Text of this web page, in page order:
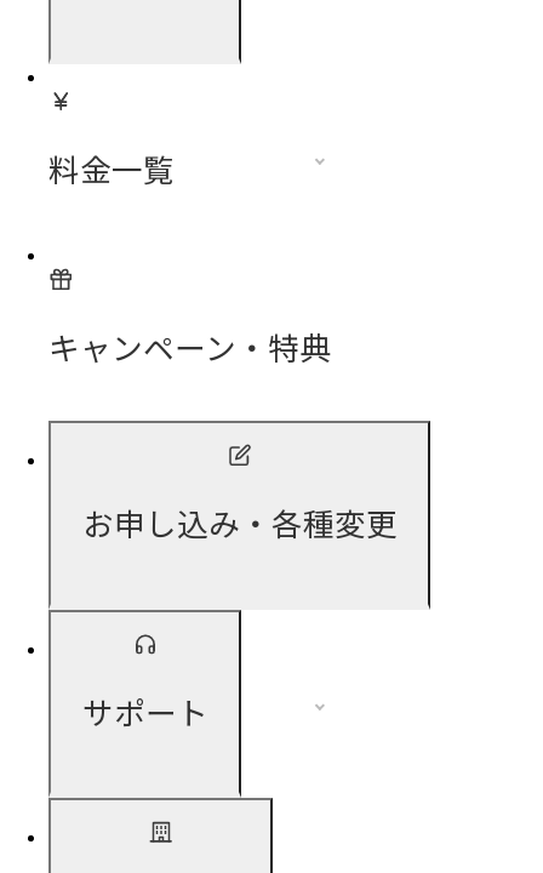
料金一覧
キャンペーン・特典
お申し込み・各種変更
サポート